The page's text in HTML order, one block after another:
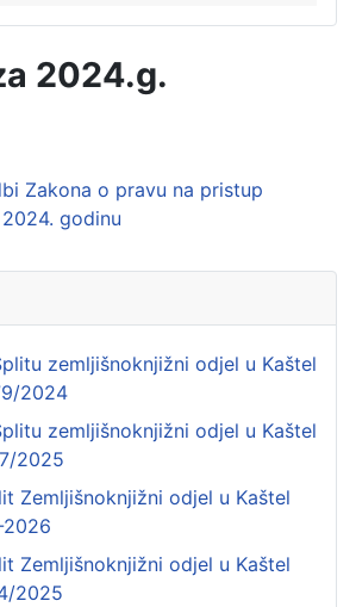
2024.g.
Zakona o pravu na pristup
godinu
zemljišnoknjižni odjel u Kaštel
2024
zemljišnoknjižni odjel u Kaštel
2025
Zemljišnoknjižni odjel u Kaštel
2026
Zemljišnoknjižni odjel u Kaštel
2025